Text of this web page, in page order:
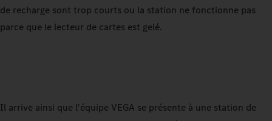
de recharge sont trop courts ou la station ne fonctionne pas
parce que le lecteur de cartes est gelé.
Il arrive ainsi que l'équipe VEGA se présente à une station de